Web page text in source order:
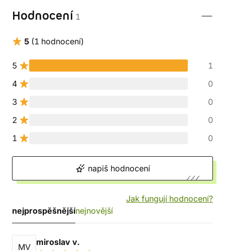
Hodnocení 1
5 (1 hodnocení)
5
1
4
0
3
0
2
0
1
0
napiš hodnocení
Jak fungují hodnocení?
nejprospěšnějšínejnovější
MV miroslav v.